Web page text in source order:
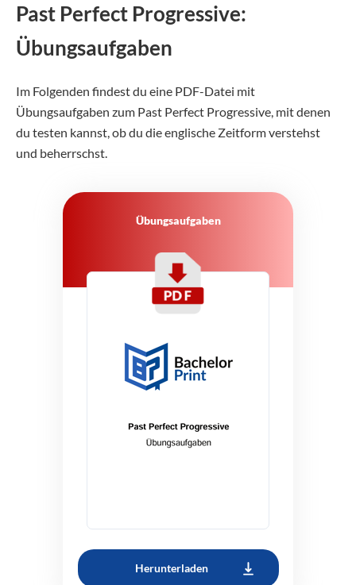
Past Perfect Progressive:
Übungsaufgaben
Im Folgenden findest du eine PDF-Datei mit
Übungsaufgaben zum Past Perfect Progressive, mit denen
du testen kannst, ob du die englische Zeitform verstehst
und beherrschst.
Übungsaufgaben
Herunterladen